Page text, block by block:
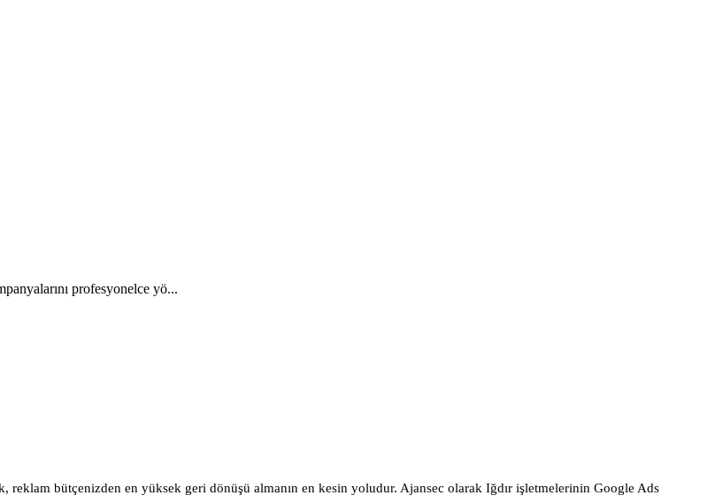
profesyonelce yö...
bütçenizden en yüksek geri dönüşü almanın en kesin yoludur. Ajansec olarak Iğdır işletmelerinin Google Ads